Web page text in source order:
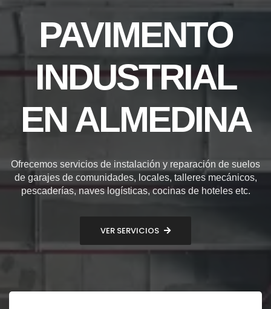
PAVIMENTO
INDUSTRIAL
EN ALMEDINA
Ofrecemos servicios de instalación y reparación de suelos
de garajes de comunidades, locales, talleres mecánicos,
pescaderías, naves logísticas, cocinas de hoteles etc.
VER SERVICIOS